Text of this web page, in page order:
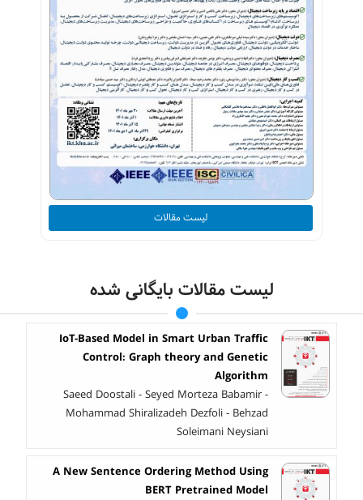
لیست مقالات
لیست مقالات بایگانی شده
IoT-Based Model in Smart Urban Traffic
Control: Graph theory and Genetic
Algorithm
Saeed Doostali - Seyed Morteza Babamir -
Mohammad Shiralizadeh Dezfoli - Behzad
Soleimani Neysiani
A New Sentence Ordering Method Using
BERT Pretrained Model